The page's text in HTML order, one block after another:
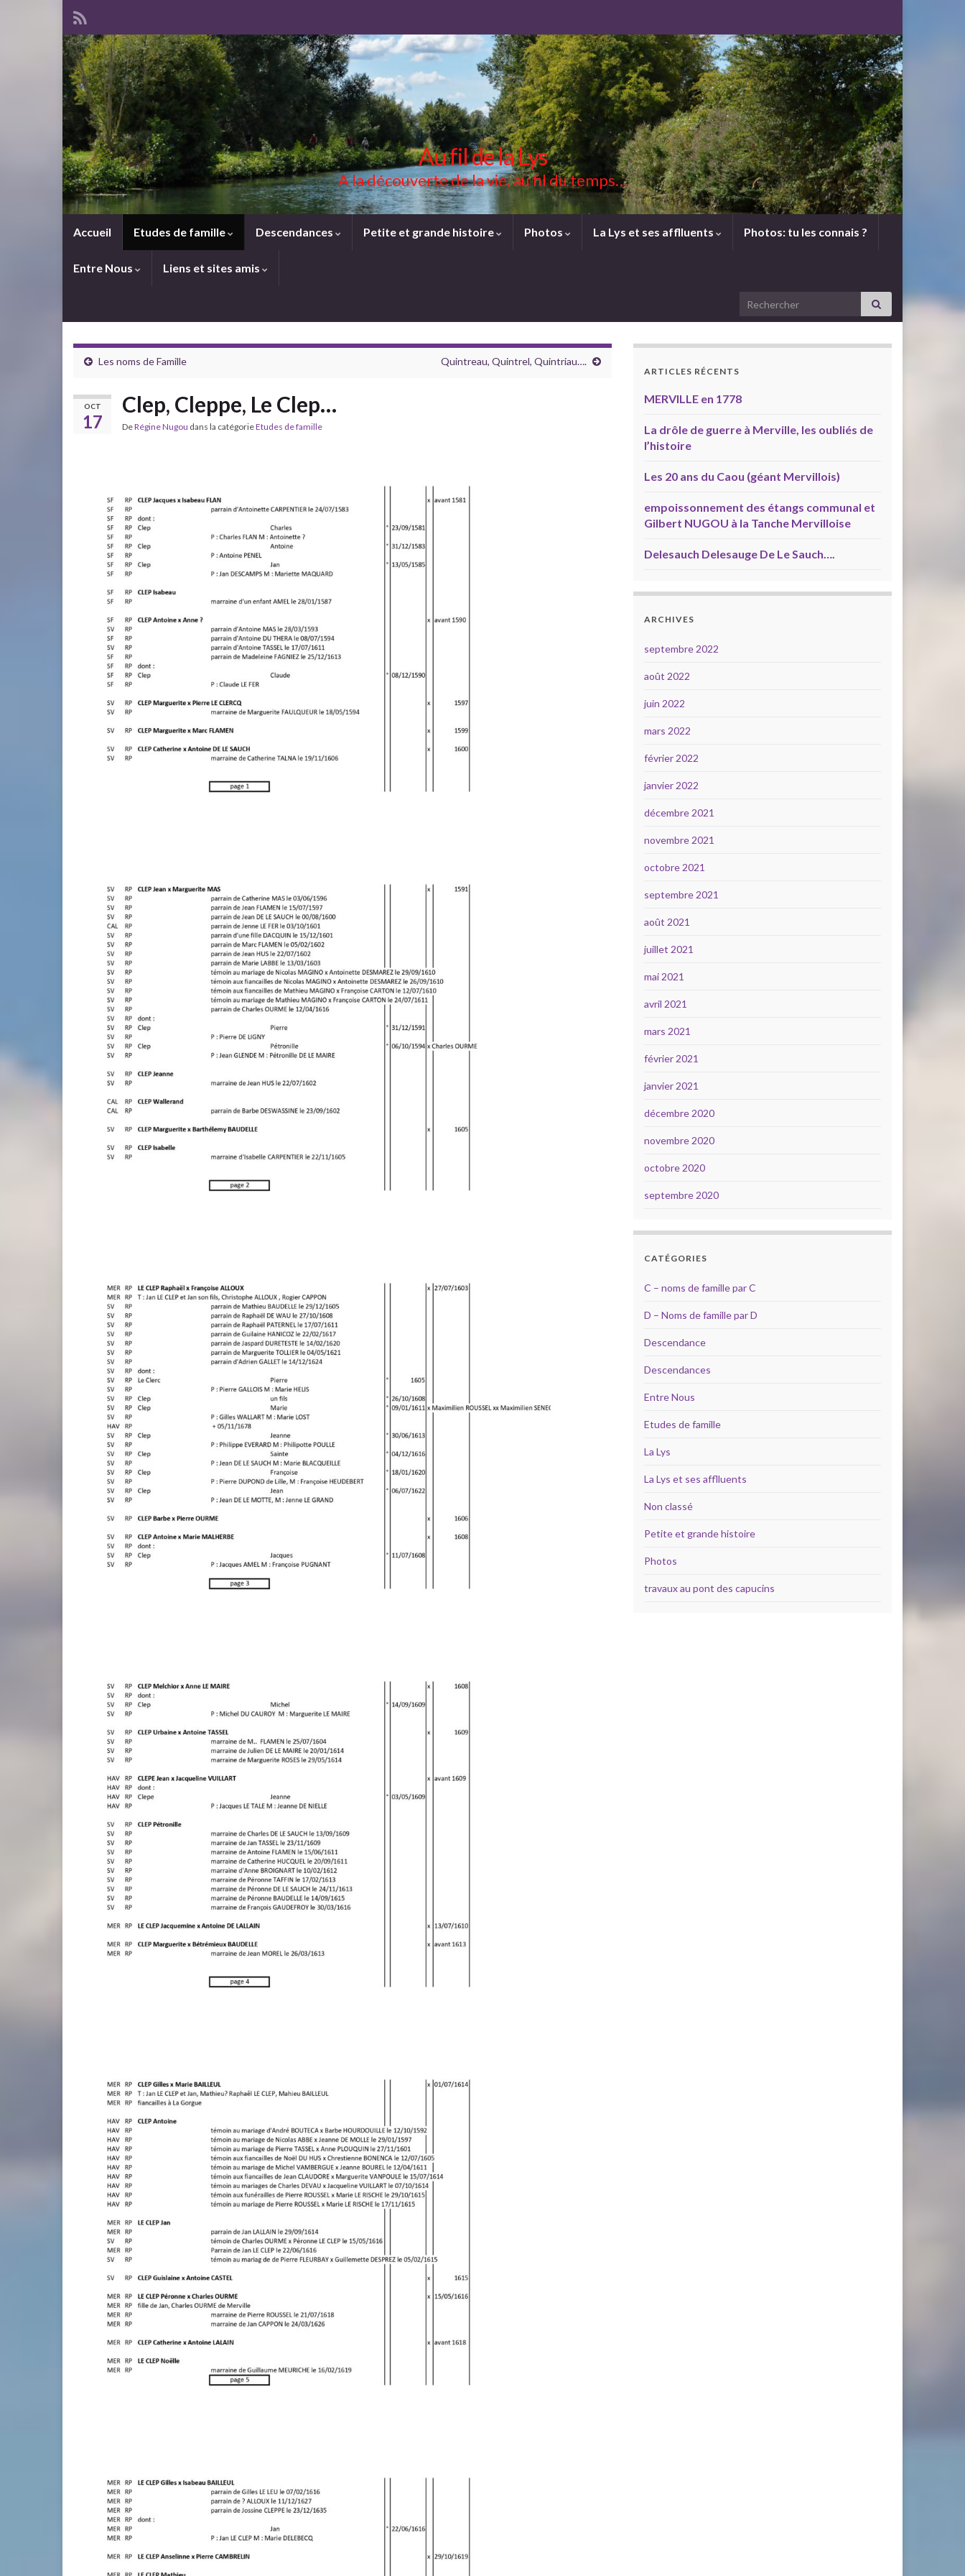
Au fil de la Lys
A la découverte de la vie, au fil du temps…
Accueil Etudes de famille Descendances Petite et grande histoire Photos La Lys et ses afflluents Photos: tu les connais ?
Entre Nous Liens et sites amis
Search for:
Les noms de Famille Quintreau, Quintrel, Quintriau….
OCT
17
Clep, Cleppe, Le Clep…
DeRégine Nugou dans la catégorieEtudes de famille
ARTICLES RÉCENTS
MERVILLE en 1778
La drôle de guerre à Merville, les oubliés de
l’histoire
Les 20 ans du Caou (géant Mervillois)
empoissonnement des étangs communal et
Gilbert NUGOU à la Tanche Mervilloise
Delesauch Delesauge De Le Sauch….
ARCHIVES
septembre 2022
août 2022
juin 2022
mars 2022
février 2022
janvier 2022
décembre 2021
novembre 2021
octobre 2021
septembre 2021
août 2021
juillet 2021
mai 2021
avril 2021
mars 2021
février 2021
janvier 2021
décembre 2020
novembre 2020
octobre 2020
septembre 2020
CATÉGORIES
C – noms de famille par C
D – Noms de famille par D
Descendance
Descendances
Entre Nous
Etudes de famille
La Lys
La Lys et ses afflluents
Non classé
Petite et grande histoire
Photos
travaux au pont des capucins